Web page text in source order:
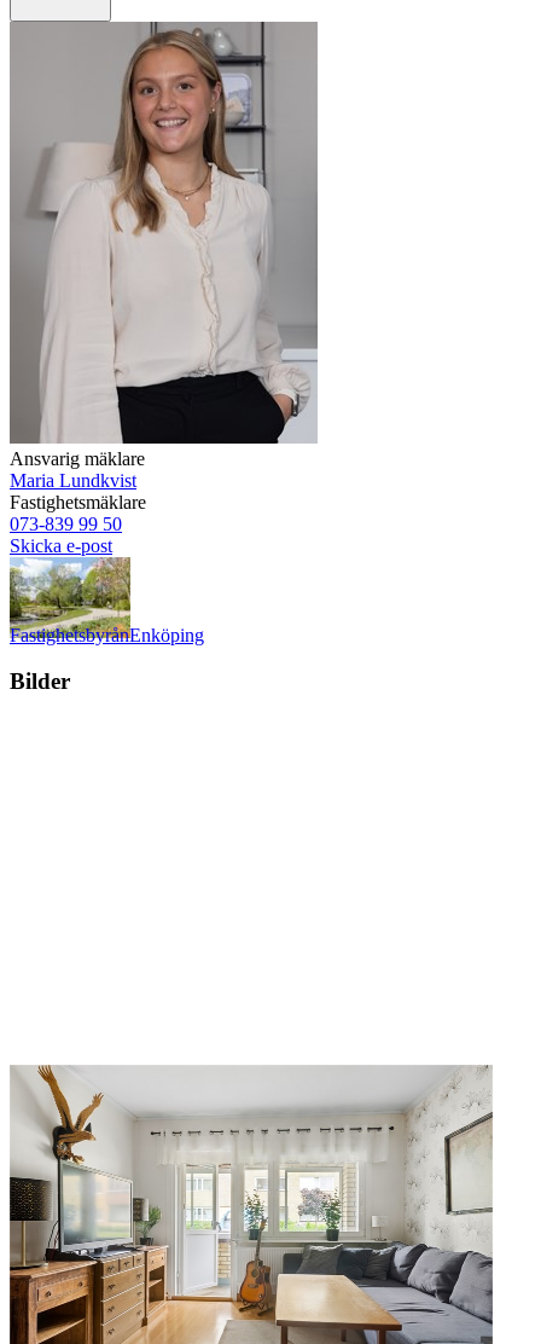
Ansvarig mäklare
Maria Lundkvist
Fastighetsmäklare
073-839 99 50
Skicka e-post
FastighetsbyrånEnköping
Bilder